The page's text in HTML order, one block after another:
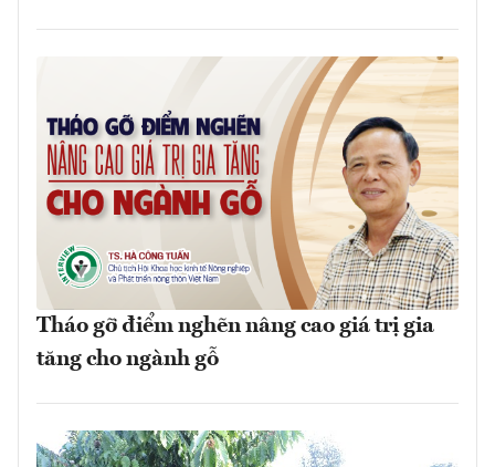
Tháo gỡ điểm nghẽn nâng cao giá trị gia
tăng cho ngành gỗ